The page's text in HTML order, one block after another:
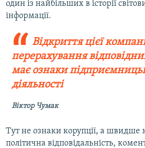
один із найбільших в історії
інформації.
Відкриття цієї
перерахування
має ознаки
діяльності
Віктор Чумак
Тут не ознаки корупції, а швидше
політична відповідальність,